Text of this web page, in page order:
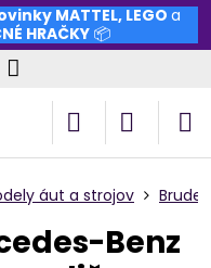
MATTEL, LEGO a
HRAČKY📦
áut a strojov Bruder
Benz